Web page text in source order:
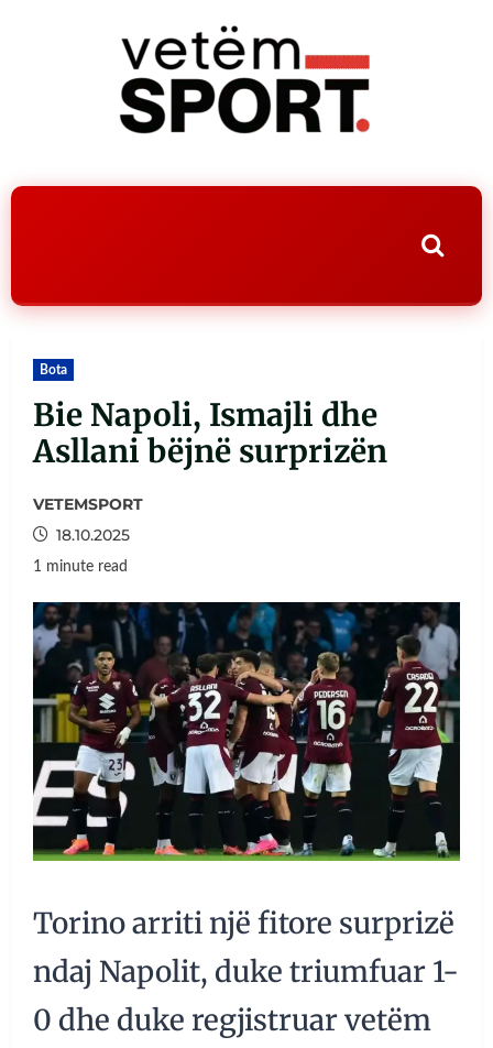
Bota
Bie Napoli, Ismajli dhe
Asllani bëjnë surprizën
VETEMSPORT
18.10.2025
1 minute read
Torino arriti një fitore surprizë
ndaj Napolit, duke triumfuar 1-
0 dhe duke regjistruar vetëm